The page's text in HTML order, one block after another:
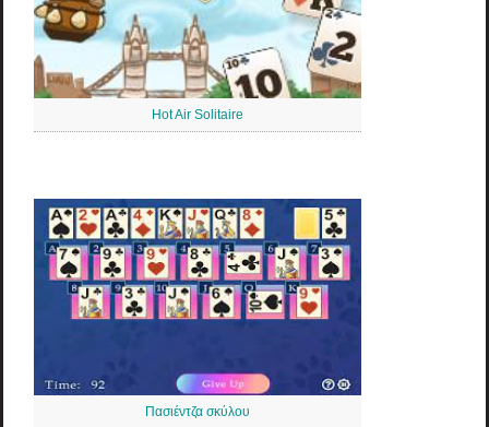
Hot Air Solitaire
Πασιέντζα σκύλου